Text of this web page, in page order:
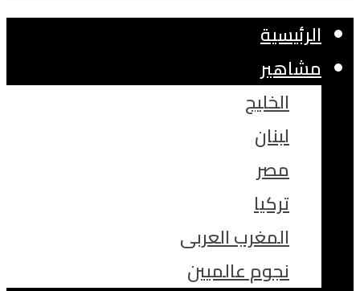
الرئيسية
مشاهير
الخليج
لبنان
مصر
تركيا
المغرب العربى
نجوم عالميين